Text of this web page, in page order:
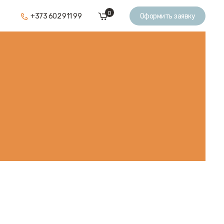
+373 602 911 99 0 Оформить заявку